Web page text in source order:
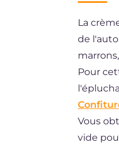
La
de
Pour
Vous
vide